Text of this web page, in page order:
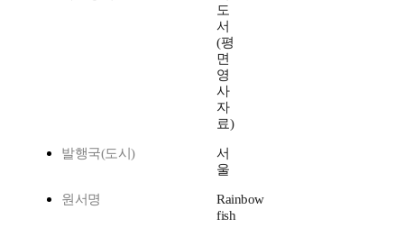
도
서
(평
면
영
사
자
료)
발행국(도시)
서
울
원서명
Rainbow
fish